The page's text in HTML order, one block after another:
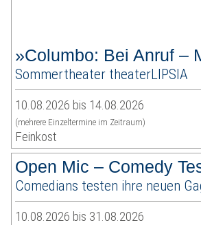
»Columbo: Bei Anruf –
Sommertheater theaterLIPSIA
10.08.2026 bis 14.08.2026
(mehrere Einzeltermine im Zeitraum)
Feinkost
Open Mic – Comedy
Comedians testen ihre neuen
10.08.2026 bis 31.08.2026